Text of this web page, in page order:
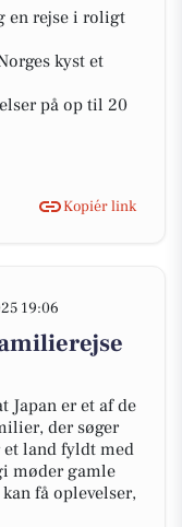
en rejse i roligt
kyst et
på op til 20
Kopiér link
19:06
Japan er et af de
der søger
et land fyldt med
møder gamle
få oplevelser,